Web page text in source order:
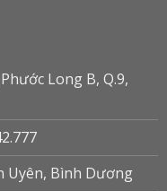
Long B, Q.9,
Uyên, Bình Dương